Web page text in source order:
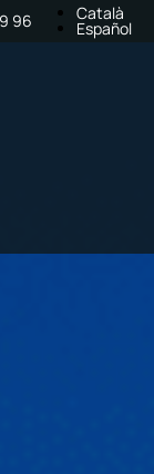
96 Català
Español